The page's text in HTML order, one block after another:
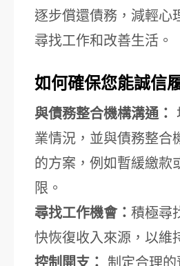
逐步償還債務，減輕心
尋找工作和改善生活。
如何確保您能誠信
與債務整合機構溝通：
業情況，並與債務整合
的方案，例如暫緩繳款
限。
尋找工作機會： 積極尋
快恢復收入來源，以維
控制開支：
制定合理